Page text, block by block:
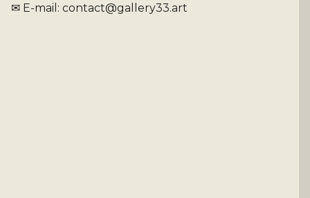
✉ E-mail: contact@gallery33.art